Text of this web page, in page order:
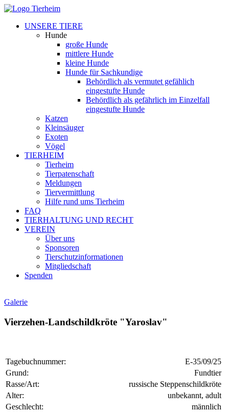
UNSERE TIERE
Hunde
große Hunde
mittlere Hunde
kleine Hunde
Hunde für Sachkundige
Behördlich als vermutet gefählich
eingestufte Hunde
Behördlich als gefährlich im Einzelfall
eingestufte Hunde
Katzen
Kleinsäuger
Exoten
Vögel
TIERHEIM
Tierheim
Tierpatenschaft
Meldungen
Tiervermittlung
Hilfe rund ums Tierheim
FAQ
TIERHALTUNG UND RECHT
VEREIN
Über uns
Sponsoren
Tierschutzinformationen
Mitgliedschaft
Spenden
Galerie
Vierzehen-Landschildkröte "Yaroslav"
Tagebuchnummer:
E-35/09/25
Grund:
Fundtier
Rasse/Art:
russische Steppenschildkröte
Alter:
unbekannt, adult
Geschlecht:
männlich